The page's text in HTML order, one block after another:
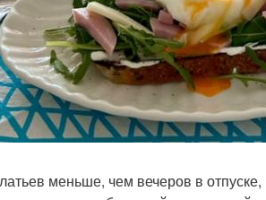
меньше, чем вечеров в